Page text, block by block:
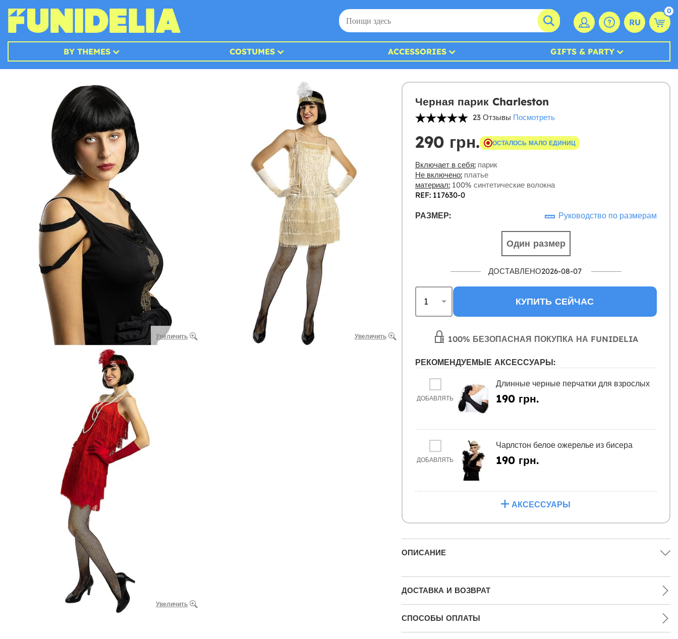
RU
0
BY THEMES COSTUMES ACCESSORIES GIFTS & PARTY
Увеличить Увеличить
Увеличить
Черная парик Charleston
23 Отзывы Посмотреть
290 грн. ОСТАЛОСЬ МАЛО ЕДИНИЦ
Включает в себя:парик
Не включено:платье
материал:100% синтетические волокна
REF: 117630-0
РАЗМЕР: Руководство по размерам
Один размер
ДОСТАВЛЕНО2026-08-07
КУПИТЬ СЕЙЧАС
100% БЕЗОПАСНАЯ ПОКУПКА НА FUNIDELIA
РЕКОМЕНДУЕМЫЕ АКСЕССУАРЫ:
ДОБАВЛЯТЬ
Длинные черные перчатки для взрослых
190 грн.
ДОБАВЛЯТЬ
Чарлстон белое ожерелье из бисера
190 грн.
АКСЕССУАРЫ
ОПИСАНИЕ
ДОСТАВКА И ВОЗВРАТ
СПОСОБЫ ОПЛАТЫ